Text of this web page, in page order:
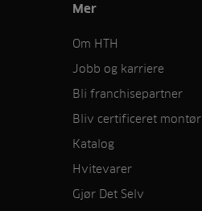
Mer
Om HTH
Jobb og karriere
Bli franchisepartner
Bliv certificeret montør
Katalog
Hvitevarer
Gjør Det Selv